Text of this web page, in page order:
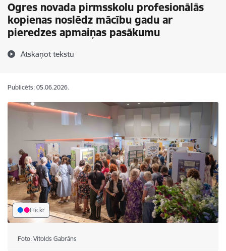
Ogres novada pirmsskolu profesionālās
kopienas noslēdz mācību gadu ar
pieredzes apmaiņas pasākumu
Atskaņot tekstu
Publicēts: 05.06.2026.
Flickr
Foto: Vitolds Gabrāns